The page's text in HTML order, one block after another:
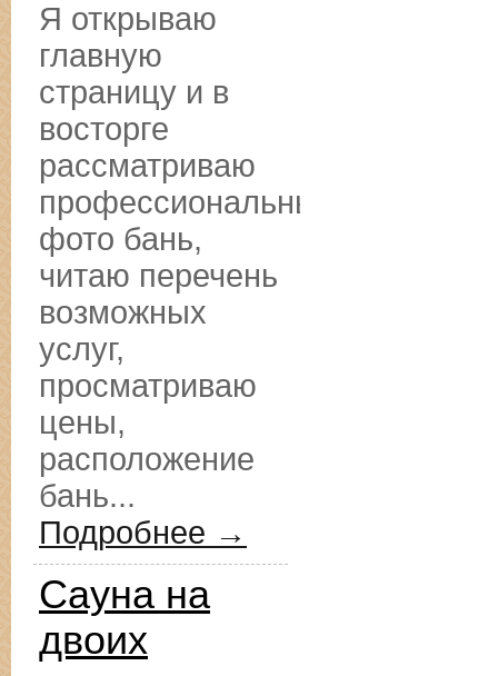
Я открываю
главную
страницу и в
восторге
рассматриваю
профессиональные
фото бань,
читаю перечень
возможных
услуг,
просматриваю
цены,
расположение
бань...
Подробнее →
Сауна на
двоих